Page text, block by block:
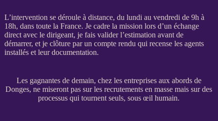
L’intervention se déroule à distance, du lundi au vendredi de 9h à
18h, dans toute la France. Je cadre la mission lors d’un échange
direct avec le dirigeant, je fais valider l’estimation avant de
démarrer, et je clôture par un compte rendu qui recense les agents
installés et leur documentation.
Les gagnantes de demain, chez les entreprises aux abords de
Donges, ne miseront pas sur les recrutements en masse mais sur des
processus qui tournent seuls, sous œil humain.